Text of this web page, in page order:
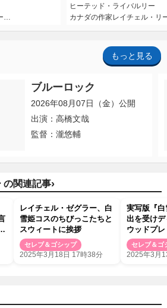
…
ヒーテッド・ライバルリー
カナダの作家レイチェル・リ
もっと見る
ブルーロック
2026年08月07日（金）公開
出演：高橋文哉
監督：瀧悠輔
の関連記事›
レイチェル・ゼグラー、白
雪姫コスのちびっこたちと
スウィートに挨拶
セレブ＆ゴシップ
2025年3月18日 17時38分
実写版『
出を受け
ウッドプ
セレブ＆ゴ
2025年3月